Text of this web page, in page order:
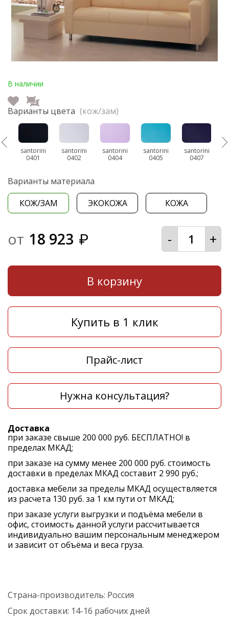
В наличии
Варианты цвета (кож/зам)
santorini
0401
santorini
0402
santorini
0404
santorini
0405
santorini
0407
Варианты материала
КОЖ/ЗАМ
ЭКОКОЖА КОЖА
от 18 923 ₽ - +
В корзину
Купить в 1 клик
Прайс-лист
Нужна консультация?
Доставка
при заказе свыше 200 000 руб. БЕСПЛАТНО! в
пределах МКАД;
при заказе на сумму менее 200 000 руб. стоимость
доставки в пределах МКАД составит 2 990 руб.;
доставка мебели за пределы МКАД осуществляется
из расчета 130 руб. за 1 км пути от МКАД;
при заказе услуги выгрузки и подъёма мебели в
офис, стоимость данной услуги рассчитывается
индивидуально вашим персональным менеджером
и зависит от объёма и веса груза.
Страна-производитель: Россия
Срок доставки: 14-16 рабочих дней